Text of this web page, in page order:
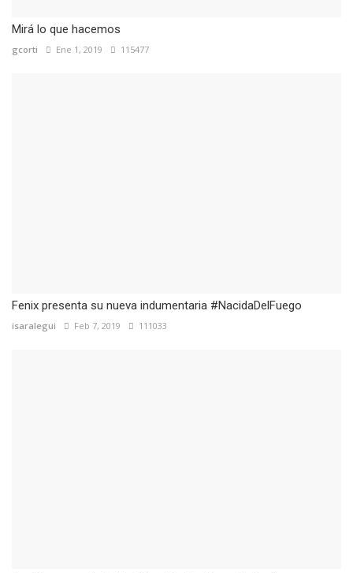
Mirá lo que hacemos
gcorti Ene 1, 2019 115477
Fenix presenta su nueva indumentaria #NacidaDelFuego
isaralegui Feb 7, 2019 111033